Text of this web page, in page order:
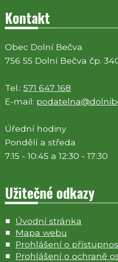
Kontakt
Obec Dolní Bečva
756 55 Dolní Bečva čp.
Tel.: 571 647 168
E-mail:
Úřední hodiny
Pondělí a středa
7:15 - 10:45 a 12:30 - 17:30
Užitečné odkazy
Úvodní stránka
Mapa webu
Prohlášení o
Prohlášení o ochraně